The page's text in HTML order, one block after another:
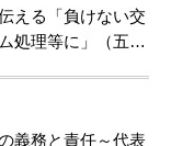
える「負けない交
処理等に」（五島
義務と責任～代表